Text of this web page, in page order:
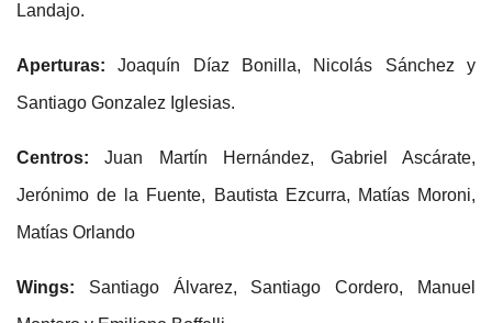
Landajo.
Aperturas:Joaquín Díaz Bonilla, Nicolás Sánchez y
Santiago Gonzalez Iglesias.
Centros:Juan Martín Hernández, Gabriel Ascárate,
Jerónimo de la Fuente, Bautista Ezcurra, Matías Moroni,
Matías Orlando
Wings: Santiago Álvarez, Santiago Cordero, Manuel